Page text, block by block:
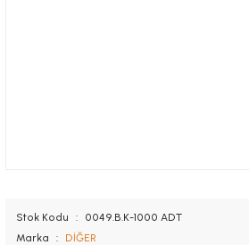
Stok Kodu
0049.B.K-1000 ADT
Marka
DİĞER